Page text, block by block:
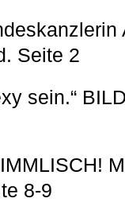
Seite 2
sein.“
8-9